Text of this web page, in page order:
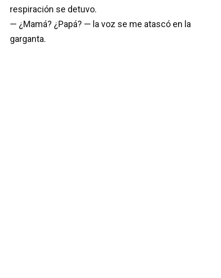
respiración se detuvo.
— ¿Mamá? ¿Papá? — la voz se me atascó en la
garganta.